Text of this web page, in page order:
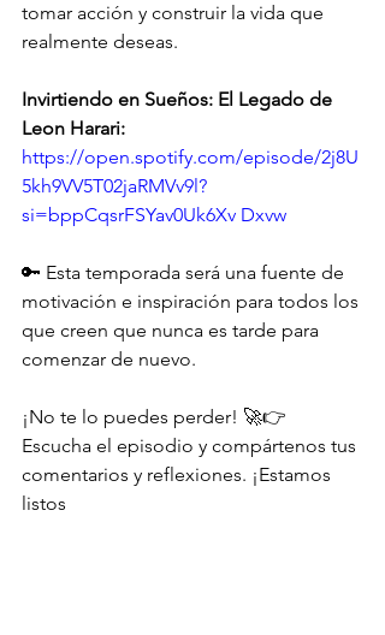
tomar acción y construir la vida que
realmente deseas.
Invirtiendo en Sueños: El Legado de
Leon Harari:
https://open.spotify.com/episode/2j8U
5kh9VV5T02jaRMVv9l?
si=bppCqsrFSYav0Uk6Xv Dxvw
🔑 Esta temporada será una fuente de
motivación e inspiración para todos los
que creen que nunca es tarde para
comenzar de nuevo.
¡No te lo puedes perder! 🚀👉
Escucha el episodio y compártenos tus
comentarios y reflexiones. ¡Estamos
listos